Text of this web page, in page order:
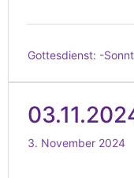
Gottesdienst: -
3. November 2024